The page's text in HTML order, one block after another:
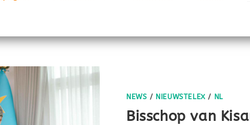
NEWS / NIEUWSTELEX/ NL
Bisschop van